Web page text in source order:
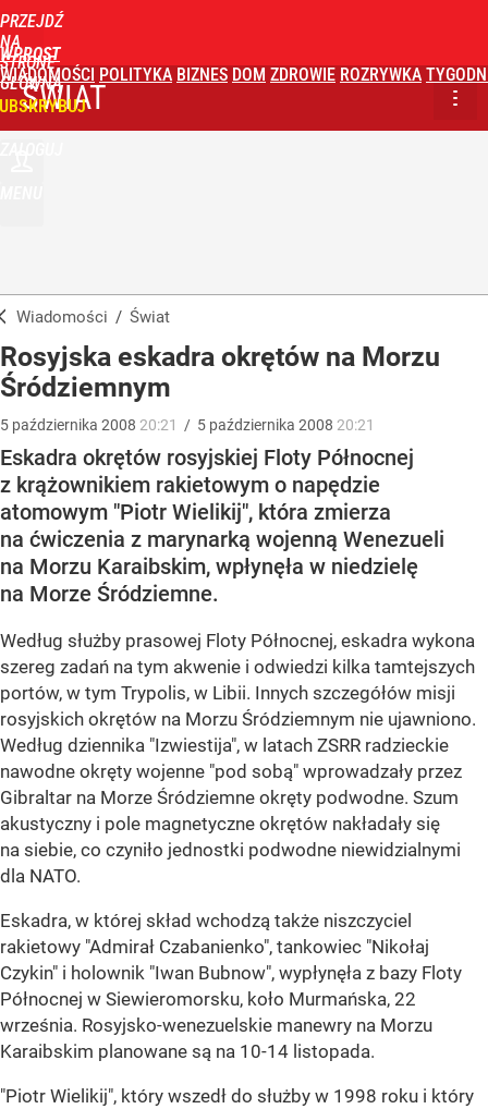
PRZEJDŹ
NA
STRONĘ
GŁÓWNĄ
WPROST
WIADOMOŚCI POLITYKA BIZNES DOM ZDROWIE ROZRYWKA
ŚWIAT
Wiadomości / Świat
Rosyjska eskadra okrętów na Morzu
Śródziemnym
5 października 2008 20:21 / 5 października 2008 20:21
Eskadra okrętów rosyjskiej Floty Północnej
z krążownikiem rakietowym o napędzie
atomowym "Piotr Wielikij", która zmierza
na ćwiczenia z marynarką wojenną Wenezueli
na Morzu Karaibskim, wpłynęła w niedzielę
na Morze Śródziemne.
Według służby prasowej Floty Północnej, eskadra wykona
szereg zadań na tym akwenie i odwiedzi kilka tamtejszych
portów, w tym Trypolis, w Libii. Innych szczegółów misji
rosyjskich okrętów na Morzu Śródziemnym nie ujawniono.
Według dziennika "Izwiestija", w latach ZSRR radzieckie
nawodne okręty wojenne "pod sobą" wprowadzały przez
Gibraltar na Morze Śródziemne okręty podwodne. Szum
akustyczny i pole magnetyczne okrętów nakładały się
na siebie, co czyniło jednostki podwodne niewidzialnymi
dla NATO.
Eskadra, w której skład wchodzą także niszczyciel
rakietowy "Admirał Czabanienko", tankowiec "Nikołaj
Czykin" i holownik "Iwan Bubnow", wypłynęła z bazy Floty
Północnej w Siewieromorsku, koło Murmańska, 22
września. Rosyjsko-wenezuelskie manewry na Morzu
Karaibskim planowane są na 10-14 listopada.
"Piotr Wielikij", który wszedł do służby w 1998 roku i który